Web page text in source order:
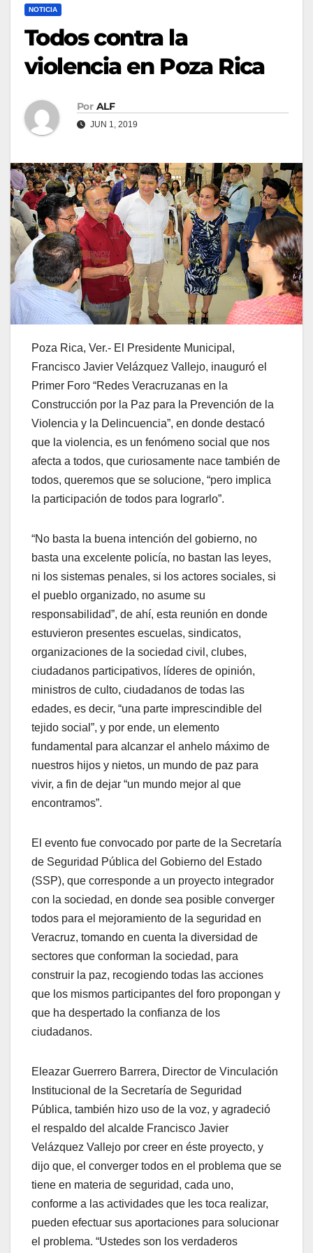
NOTICIA
Todos contra la
violencia en Poza Rica
Por ALF
JUN 1, 2019
Poza Rica, Ver.- El Presidente Municipal,
Francisco Javier Velázquez Vallejo, inauguró el
Primer Foro “Redes Veracruzanas en la
Construcción por la Paz para la Prevención de la
Violencia y la Delincuencia”, en donde destacó
que la violencia, es un fenómeno social que nos
afecta a todos, que curiosamente nace también de
todos, queremos que se solucione, “pero implica
la participación de todos para lograrlo”.
“No basta la buena intención del gobierno, no
basta una excelente policía, no bastan las leyes,
ni los sistemas penales, si los actores sociales, si
el pueblo organizado, no asume su
responsabilidad”, de ahí, esta reunión en donde
estuvieron presentes escuelas, sindicatos,
organizaciones de la sociedad civil, clubes,
ciudadanos participativos, líderes de opinión,
ministros de culto, ciudadanos de todas las
edades, es decir, “una parte imprescindible del
tejido social”, y por ende, un elemento
fundamental para alcanzar el anhelo máximo de
nuestros hijos y nietos, un mundo de paz para
vivir, a fin de dejar “un mundo mejor al que
encontramos”.
El evento fue convocado por parte de la Secretaría
de Seguridad Pública del Gobierno del Estado
(SSP), que corresponde a un proyecto integrador
con la sociedad, en donde sea posible converger
todos para el mejoramiento de la seguridad en
Veracruz, tomando en cuenta la diversidad de
sectores que conforman la sociedad, para
construir la paz, recogiendo todas las acciones
que los mismos participantes del foro propongan y
que ha despertado la confianza de los
ciudadanos.
Eleazar Guerrero Barrera, Director de Vinculación
Institucional de la Secretaría de Seguridad
Pública, también hizo uso de la voz, y agradeció
el respaldo del alcalde Francisco Javier
Velázquez Vallejo por creer en éste proyecto, y
dijo que, el converger todos en el problema que se
tiene en materia de seguridad, cada uno,
conforme a las actividades que les toca realizar,
pueden efectuar sus aportaciones para solucionar
el problema. “Ustedes son los verdaderos